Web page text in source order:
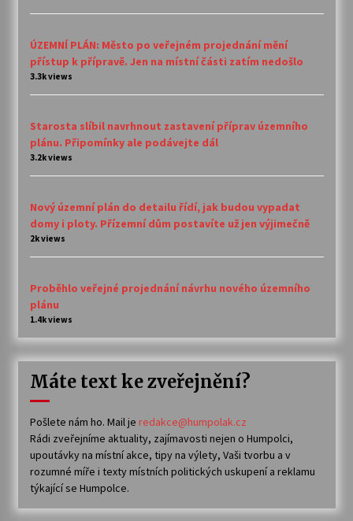
ÚZEMNÍ PLÁN: Město po veřejném projednání mění
přístup k přípravě. Jen na místní části zatím nedošlo
3.3k views
Starosta slíbil navrhnout zastavení příprav územního
plánu. Připomínky ale podávejte dál
3.2k views
Nový územní plán do detailu řídí, jak budou vypadat
domy i ploty. Přízemní dům postavíte už jen výjimečně
2k views
Proběhlo veřejné projednání návrhu nového územního
plánu
1.4k views
Máte text ke zveřejnění?
Pošlete nám ho. Mail je redakce@humpolak.cz
Rádi zveřejníme aktuality, zajímavosti nejen o Humpolci,
upoutávky na místní akce, tipy na výlety, Vaši tvorbu a v
rozumné míře i texty místních politických uskupení a reklamu
týkající se Humpolce.